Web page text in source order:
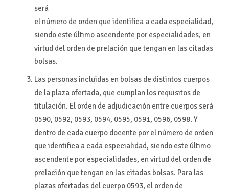
será
el número de orden que identifica a cada especialidad,
siendo este último ascendente por especialidades, en
virtud del orden de prelación que tengan en las citadas
bolsas.
Las personas incluidas en bolsas de distintos cuerpos
de la plaza ofertada, que cumplan los requisitos de
titulación. El orden de adjudicación entre cuerpos será
0590, 0592, 0593, 0594, 0595, 0591, 0596, 0598. Y
dentro de cada cuerpo docente por el número de orden
que identifica a cada especialidad, siendo este último
ascendente por especialidades, en virtud del orden de
prelación que tengan en las citadas bolsas. Para las
plazas ofertadas del cuerpo 0593, el orden de